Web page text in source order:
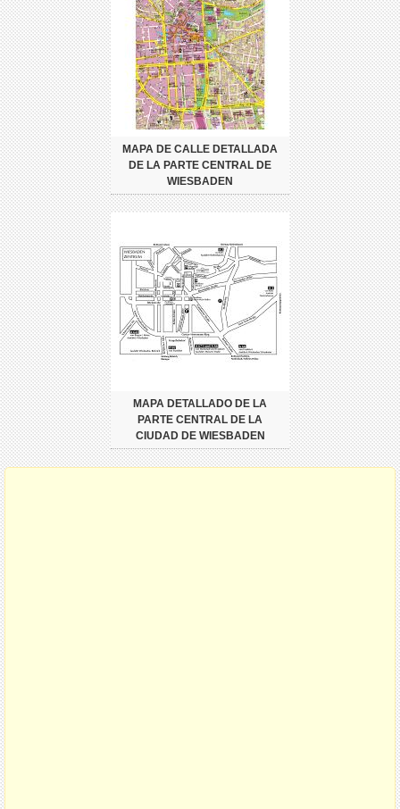
MAPA DE CALLE DETALLADA
DE LA PARTE CENTRAL DE
WIESBADEN
MAPA DETALLADO DE LA
PARTE CENTRAL DE LA
CIUDAD DE WIESBADEN